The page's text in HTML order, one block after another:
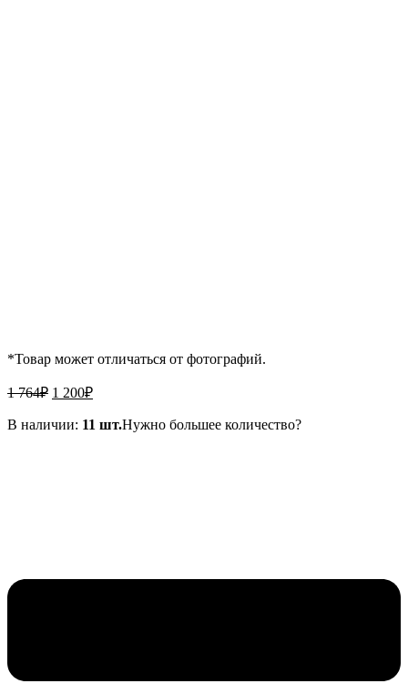
*Товар может отличаться от фотографий.
1 764₽ Первоначальная
составляла
1 200₽Текущая
1
В наличии: 11 шт.Нужно большее количество?